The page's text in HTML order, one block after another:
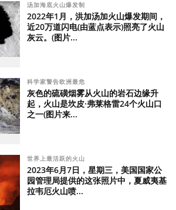
汤加海底火山爆发制
2022年1月，洪加汤加火山爆发期间，
近20万道闪电(由蓝点表示)照亮了火山
灰云。(图片...
科学家警告欧洲最危
灰色的硫磺烟雾从火山的岩石边缘升
起，火山是坎皮·弗莱格雷24个火山口
之一(图片来...
世界上最活跃的火山
2023年6月7日，星期三，美国国家公
园管理局提供的这张照片中，夏威夷基
拉韦厄火山喷...